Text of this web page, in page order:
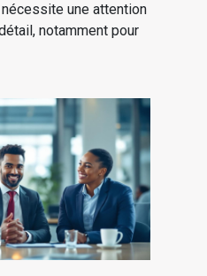
une attention
notamment pour